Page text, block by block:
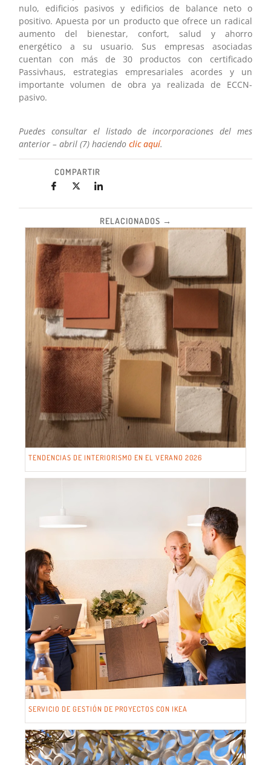
nulo, edificios pasivos y edificios de balance neto o
positivo. Apuesta por un producto que ofrece un radical
aumento del bienestar, confort, salud y ahorro
energético a su usuario. Sus empresas asociadas
cuentan con más de 30 productos con certificado
Passivhaus, estrategias empresariales acordes y un
importante volumen de obra ya realizada de ECCN-
pasivo.
Puedes consultar el listado de incorporaciones del mes
anterior – abril (7) haciendoclic aquí.
COMPARTIR
RELACIONADOS →
TENDENCIAS DE INTERIORISMO EN EL VERANO 2026
SERVICIO DE GESTIÓN DE PROYECTOS CON IKEA